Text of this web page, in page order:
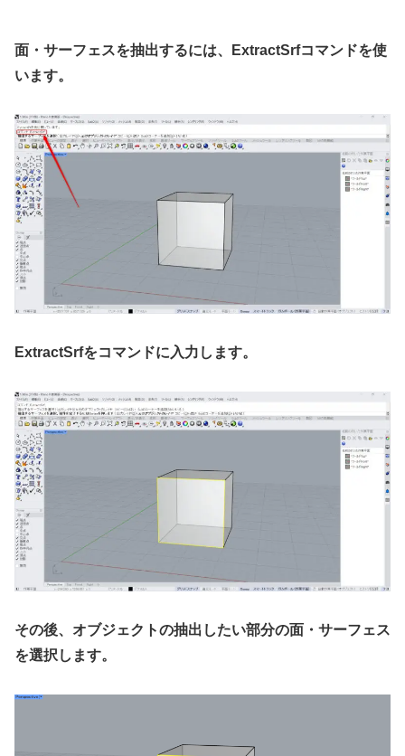
面・サーフェスを抽出するには、ExtractSrfコマンドを使
います。
ExtractSrfをコマンドに入力します。
その後、オブジェクトの抽出したい部分の面・サーフェス
を選択します。